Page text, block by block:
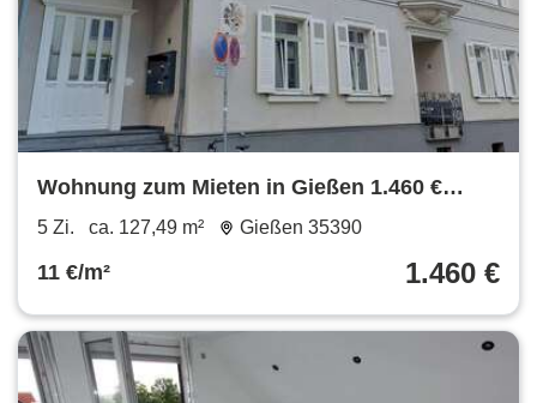
Wohnung zum Mieten in Gießen 1.460 €
127.49 m²
5 Zi. ca. 127,49 m² Gießen 35390
11 €/m² 1.460 €